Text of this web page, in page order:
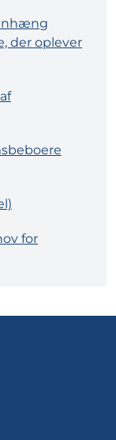
der oplever
for